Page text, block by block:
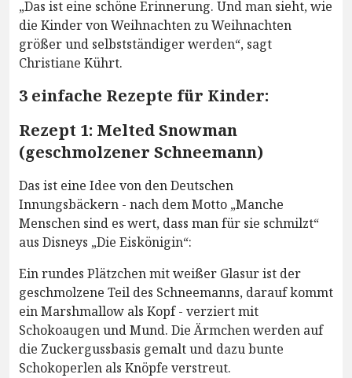
„Das ist eine schöne Erinnerung. Und man sieht, wie
die Kinder von Weihnachten zu Weihnachten
größer und selbstständiger werden“, sagt
Christiane Kührt.
3 einfache Rezepte für Kinder:
Rezept 1: Melted Snowman
(geschmolzener Schneemann)
Das ist eine Idee von den Deutschen
Innungsbäckern - nach dem Motto „Manche
Menschen sind es wert, dass man für sie schmilzt“
aus Disneys „Die Eiskönigin“:
Ein rundes Plätzchen mit weißer Glasur ist der
geschmolzene Teil des Schneemanns, darauf kommt
ein Marshmallow als Kopf - verziert mit
Schokoaugen und Mund. Die Ärmchen werden auf
die Zuckergussbasis gemalt und dazu bunte
Schokoperlen als Knöpfe verstreut.